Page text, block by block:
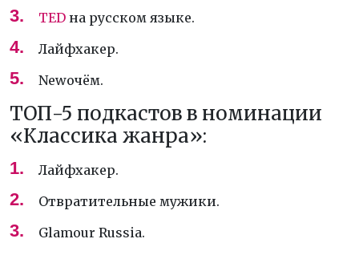
TED на русском языке.
Лайфхакер.
Newочём.
ТОП-5 подкастов в номинации
«Классика жанра»:
Лайфхакер.
Отвратительные мужики.
Glamour Russia.